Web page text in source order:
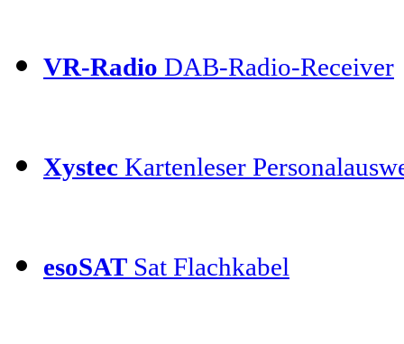
VR-Radio DAB-Radio-Receiver
Xystec Kartenleser
esoSAT Sat Flachkabel